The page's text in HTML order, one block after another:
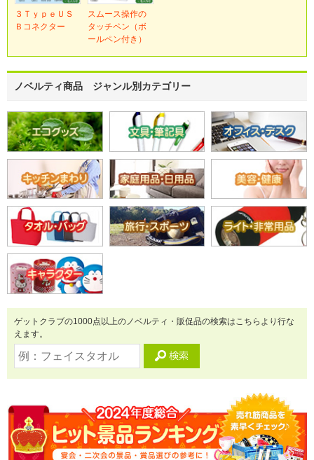
３ＴｙｐｅＵＳ
Ｂコネクター
スムース操作の
タッチペン（ボ
ールペン付き）
ノベルティ商品 ジャンル別カテゴリー
ゲットクラブの1000点以上のノベルティ・販促品の検索はこちらより行な
えます。